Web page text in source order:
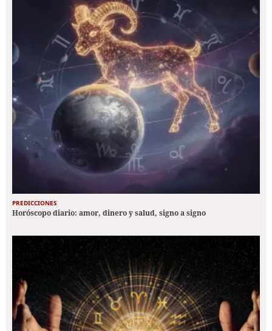
PREDICCIONES
Horóscopo diario: amor, dinero y salud, signo a signo